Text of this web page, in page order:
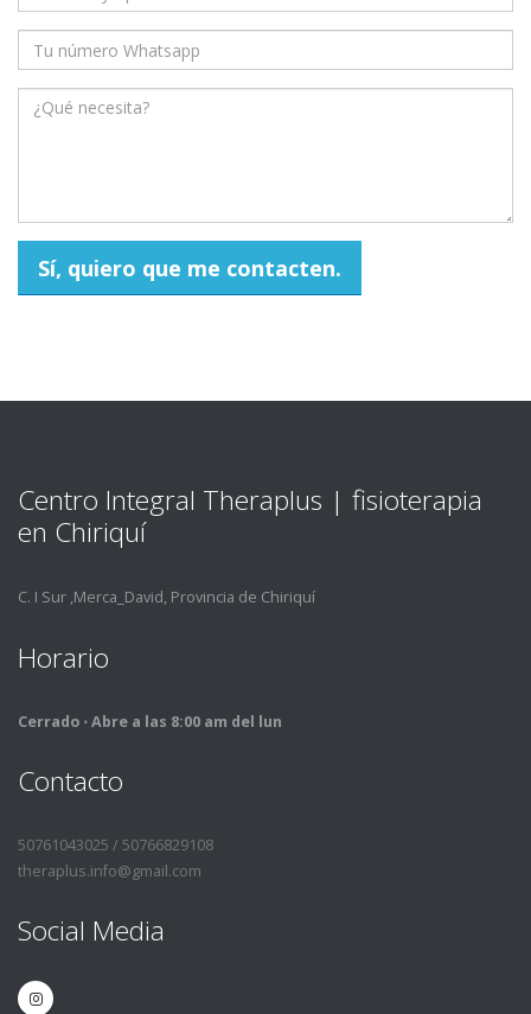
Sí, quiero que me contacten.
Centro Integral Theraplus | fisioterapia
en Chiriquí­
C. I Sur ,Merca_David, Provincia de Chiriquí­
Horario
Cerrado ⋅ Abre a las 8:00 am del lun
Contacto
50761043025 / 50766829108
theraplus.info@gmail.com
Social Media